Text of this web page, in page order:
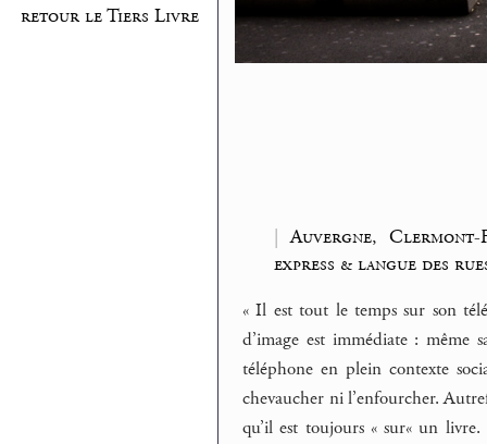
retour le Tiers Livre
|Auvergne,
express & langue des
« Il est tout le temps sur son
d’image est immédiate :
téléphone en plein contexte
chevaucher ni l’enfourcher.
qu’il est toujours « sur« un